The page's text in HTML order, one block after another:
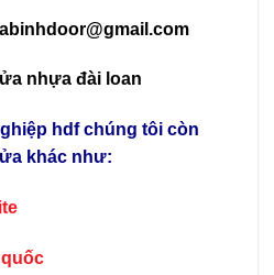
nhựa đài loan
hdf chúng tôi còn
khác như: